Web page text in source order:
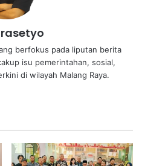
berfokus pada liputan berita
isu pemerintahan, sosial,
di wilayah Malang Raya.